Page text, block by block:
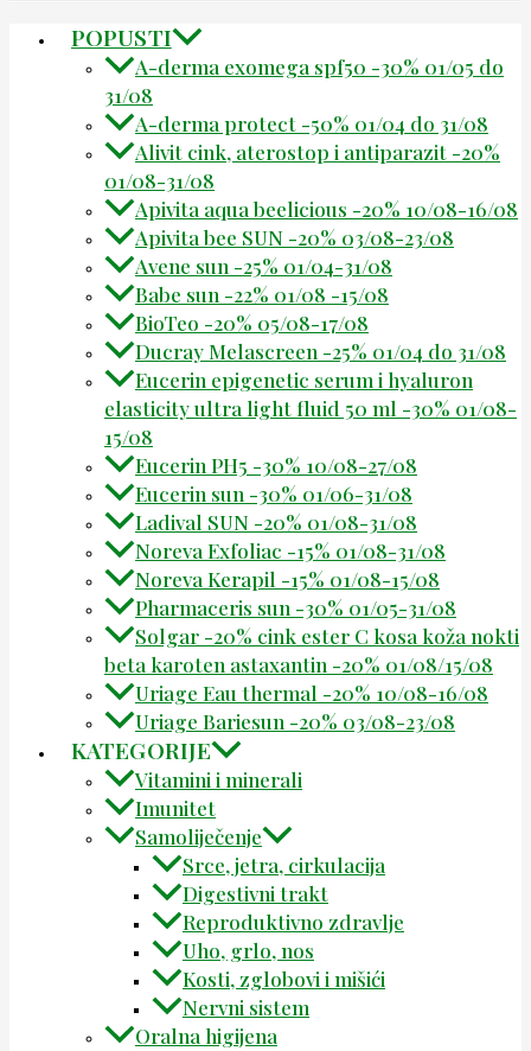
POPUSTI
A-derma exomega spf50 -30% 01/05 do
31/08
A-derma protect -50% 01/04 do 31/08
Alivit cink, aterostop i antiparazit -20%
01/08-31/08
Apivita aqua beelicious -20% 10/08-16/08
Apivita bee SUN -20% 03/08-23/08
Avene sun -25% 01/04-31/08
Babe sun -22% 01/08 -15/08
BioTeo -20% 05/08-17/08
Ducray Melascreen -25% 01/04 do 31/08
Eucerin epigenetic serum i hyaluron
elasticity ultra light fluid 50 ml -30% 01/08-
15/08
Eucerin PH5 -30% 10/08-27/08
Eucerin sun -30% 01/06-31/08
Ladival SUN -20% 01/08-31/08
Noreva Exfoliac -15% 01/08-31/08
Noreva Kerapil -15% 01/08-15/08
Pharmaceris sun -30% 01/05-31/08
Solgar -20% cink ester C kosa koža nokti
beta karoten astaxantin -20% 01/08/15/08
Uriage Eau thermal -20% 10/08-16/08
Uriage Bariesun -20% 03/08-23/08
KATEGORIJE
Vitamini i minerali
Imunitet
Samoliječenje
Srce, jetra, cirkulacija
Digestivni trakt
Reproduktivno zdravlje
Uho, grlo, nos
Kosti, zglobovi i mišići
Nervni sistem
Oralna higijena